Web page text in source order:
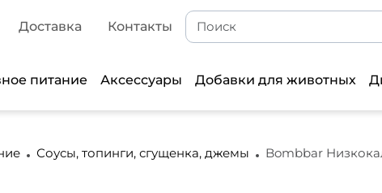
Доставка Контакты
питание Аксессуары Добавки для животных
Соусы, топинги, сгущенка, джемы Bombbar